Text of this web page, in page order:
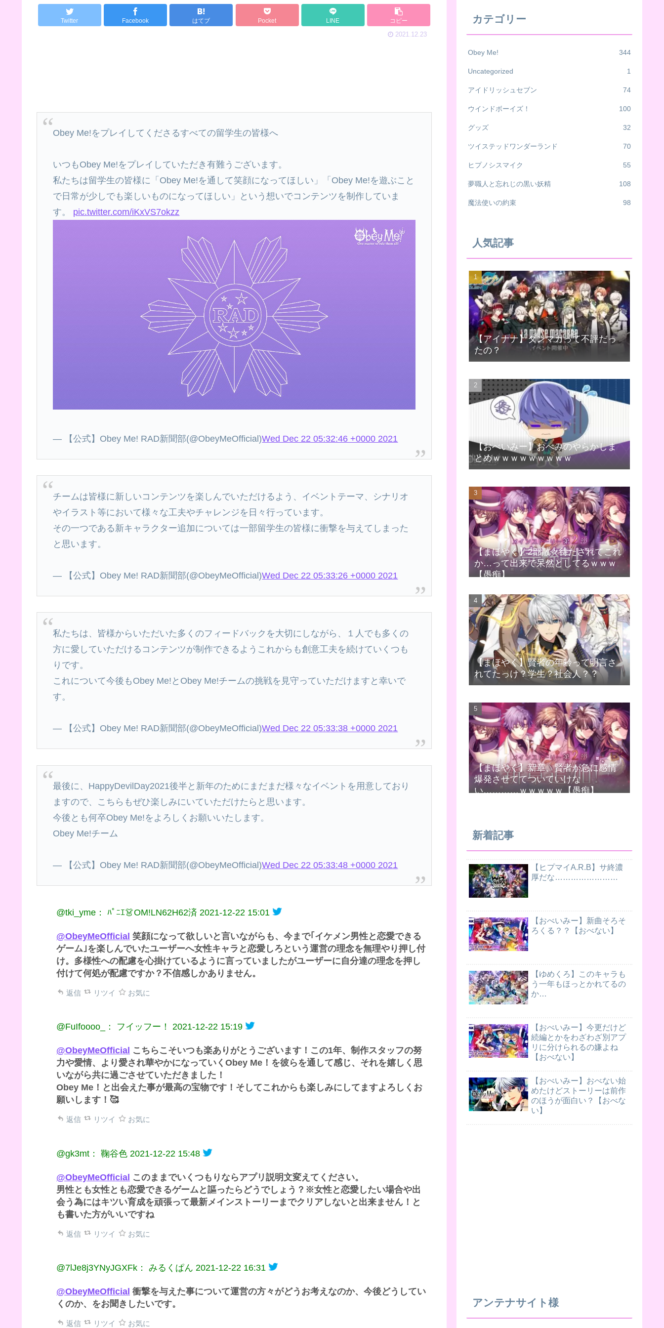
Twitter Facebook はてブ Pocket LINE コピー
2021.12.23
Obey Me!をプレイしてくださるすべての留学生の皆様へ
いつもObey Me!をプレイしていただき有難うございます。
私たちは留学生の皆様に「Obey Me!を通して笑顔になってほしい」「Obey Me!を遊ぶこと
で日常が少しでも楽しいものになってほしい」という想いでコンテンツを制作していま
す。 pic.twitter.com/iKxVS7okzz
— 【公式】Obey Me! RAD新聞部(@ObeyMeOfficial)Wed Dec 22 05:32:46 +0000 2021
チームは皆様に新しいコンテンツを楽しんでいただけるよう、イベントテーマ、シナリオ
やイラスト等において様々な工夫やチャレンジを日々行っています。
その一つである新キャラクター追加については一部留学生の皆様に衝撃を与えてしまった
と思います。
— 【公式】Obey Me! RAD新聞部(@ObeyMeOfficial)Wed Dec 22 05:33:26 +0000 2021
私たちは、皆様からいただいた多くのフィードバックを大切にしながら、１人でも多くの
方に愛していただけるコンテンツが制作できるようこれからも創意工夫を続けていくつも
りです。
これについて今後もObey Me!とObey Me!チームの挑戦を見守っていただけますと幸いで
す。
— 【公式】Obey Me! RAD新聞部(@ObeyMeOfficial)Wed Dec 22 05:33:38 +0000 2021
最後に、HappyDevilDay2021後半と新年のためにまだまだ様々なイベントを用意しており
ますので、こちらもぜひ楽しみにいていただけたらと思います。
今後とも何卒Obey Me!をよろしくお願いいたします。
Obey Me!チーム
— 【公式】Obey Me! RAD新聞部(@ObeyMeOfficial)Wed Dec 22 05:33:48 +0000 2021
@tki_yme： ﾊﾟﾆｴ👗OM!LN62H62済 2021-12-22 15:01
@ObeyMeOfficial 笑顔になって欲しいと言いながらも、今まで｢イケメン男性と恋愛できる
ゲーム｣を楽しんでいたユーザーへ女性キャラと恋愛しろという運営の理念を無理やり押し付
け。多様性への配慮を心掛けているように言っていましたがユーザーに自分達の理念を押し
付けて何処が配慮ですか？不信感しかありません。
返信 リツイ お気に
@FuIfoooo_： フイッフー！ 2021-12-22 15:19
@ObeyMeOfficial こちらこそいつも楽ありがとうございます！この1年、制作スタッフの努
力や愛情、より愛され華やかになっていくObey Me！を彼らを通して感じ、それを嬉しく思
いながら共に過ごさせていただきました！
Obey Me！と出会えた事が最高の宝物です！そしてこれからも楽しみにしてますよろしくお
願いします！🥰
返信 リツイ お気に
@gk3mt： 鞠谷色 2021-12-22 15:48
@ObeyMeOfficial このままでいくつもりならアプリ説明文変えてください。
男性とも女性とも恋愛できるゲームと謳ったらどうでしょう？※女性と恋愛したい場合や出
会う為にはキツい育成を頑張って最新メインストーリーまでクリアしないと出来ません！と
も書いた方がいいですね
返信 リツイ お気に
@7lJe8j3YNyJGXFk： みるくぱん 2021-12-22 16:31
@ObeyMeOfficial 衝撃を与えた事について運営の方々がどうお考えなのか、今後どうしてい
くのか、をお聞きしたいです。
返信 リツイ お気に
カテゴリー
Obey Me! 344
Uncategorized 1
アイドリッシュセブン 74
ウインドボーイズ！ 100
グッズ 32
ツイステッドワンダーランド 70
ヒプノシスマイク 55
夢職人と忘れじの黒い妖精 108
魔法使いの約束 98
人気記事
【アイナナ】ダンマカって不評だっ
たの？
【おべいみー】おべみのやらかしま
とめｗｗｗｗｗｗｗｗｗ
【まほやく】2部散々待たされてこれ
か…って出来で呆然としてるｗｗｗ
【愚痴】
【まほやく】賢者の年齢って明言さ
れてたっけ？学生？社会人？？
【まほやく】新章、賢者が急に感情
爆発させててついていけな
い…………ｗｗｗｗｗ【愚痴】
新着記事
【ヒプマイA.R.B】サ終濃
厚だな……………………
【おべいみー】新曲そろそ
ろくる？？【おべない】
【ゆめくろ】このキャラも
う一年もほっとかれてるの
か…
【おべいみー】今更だけど
続編とかをわざわざ別アプ
リに分けられるの嫌よね
【おべない】
【おべいみー】おべない始
めたけどストーリーは前作
のほうが面白い？【おべな
い】
アンテナサイト様